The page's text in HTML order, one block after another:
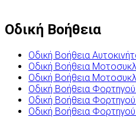
Οδική Βοήθεια
Οδική Βοήθεια
Οδική Βοήθεια
Οδική Βοήθεια
Οδική Βοήθεια
Οδική Βοήθεια
Οδική Βοήθεια